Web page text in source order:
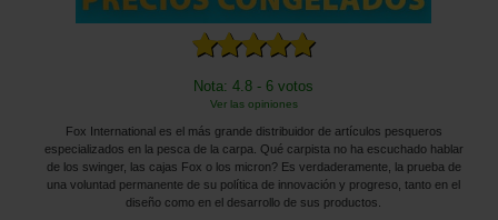
Nota: 4.8 - 6 votos
Ver las opiniones
Fox International es el más grande distribuidor de artículos pesqueros
especializados en la pesca de la carpa. Qué carpista no ha escuchado hablar
de los swinger, las cajas Fox o los micron? Es verdaderamente, la prueba de
una voluntad permanente de su política de innovación y progreso, tanto en el
diseño como en el desarrollo de sus productos.